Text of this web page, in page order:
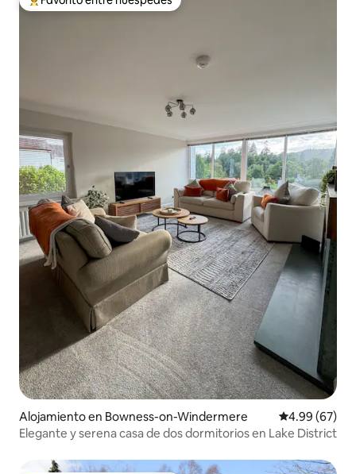
Favorito entre huéspedes preferido
Alojamiento en Bowness-on-Windermere Calificación
4.99 (67)
Elegante y serena casa de dos dormitorios en Lake District